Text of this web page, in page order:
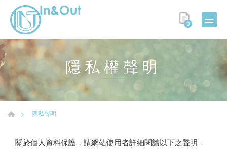
0
隱私權聲明
隱私聲明
關於個人資料保護，請網站使用者詳細閱讀以下之聲明: